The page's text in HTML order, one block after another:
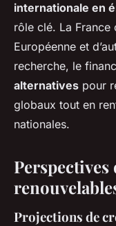
internationale en
rôle clé. La France
Européenne et
recherche, le
alternatives pour
globaux tout en
nationales.
Projections de